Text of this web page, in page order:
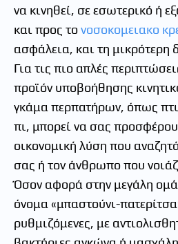
να κινηθεί, σε εσωτερικό ή
και προς τονοσοκομειακο
ασφάλεια, και τη μικρότερη
Για τις πιο απλές
προϊόν υποβοήθησης
γκάμα περπατήρων, όπως
πι, μπορεί να σας
οικονομική λύση που
σας ή τον άνθρωπο που
Όσον αφορά στην μεγάλη
όνομα «μπαστούνι-
ρυθμιζόμενες, με